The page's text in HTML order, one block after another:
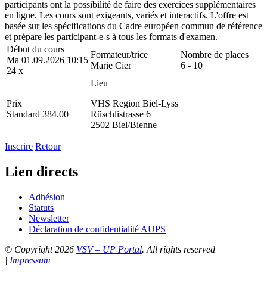
participants ont la possibilité de faire des exercices supplémentaires
en ligne. Les cours sont exigeants, variés et interactifs. L'offre est
basée sur les spécifications du Cadre européen commun de référence
et prépare les participant-e-s à tous les formats d'examen.
Début du cours
Ma 01.09.2026 10:15
24 x
Formateur/trice
Marie Cier
Nombre de places
6 - 10
Prix
Standard 384.00
Lieu
VHS Region Biel-Lyss
Rüschlistrasse 6
2502 Biel/Bienne
Inscrire Retour
Lien directs
Adhésion
Statuts
Newsletter
Déclaration de confidentialité AUPS
© Copyright 2026 VSV – UP Portal. All rights reserved
| Impressum